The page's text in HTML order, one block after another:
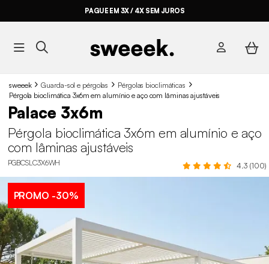
PAGUE EM 3X / 4X SEM JUROS
sweeek Guarda-sol e pérgolas
Pérgolas bioclimáticas
Pérgola bioclimática 3x6m em alumínio e aço com lâminas ajustáveis
Palace 3x6m
Pérgola bioclimática 3x6m em alumínio e aço
com lâminas ajustáveis
PGBCSLC3X6WH 4.3 (100)
PROMO -30%